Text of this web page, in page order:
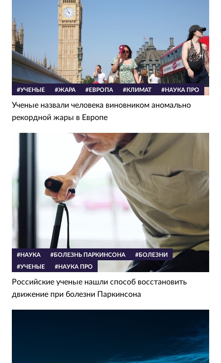
#УЧЕНЫЕ #ЖАРА #ЕВРОПА #КЛИМАТ #НАУКА ПРО
Ученые назвали человека виновником аномально
рекордной жары в Европе
#НАУКА #БОЛЕЗНЬ ПАРКИНСОНА
#БОЛЕЗНИ
#УЧЕНЫЕ
#НАУКА ПРО
Российские ученые нашли способ восстановить
движение при болезни Паркинсона